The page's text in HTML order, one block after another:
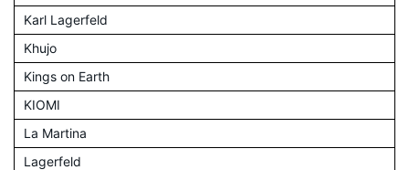
Karl Lagerfeld
Khujo
Kings on Earth
KIOMI
La Martina
Lagerfeld